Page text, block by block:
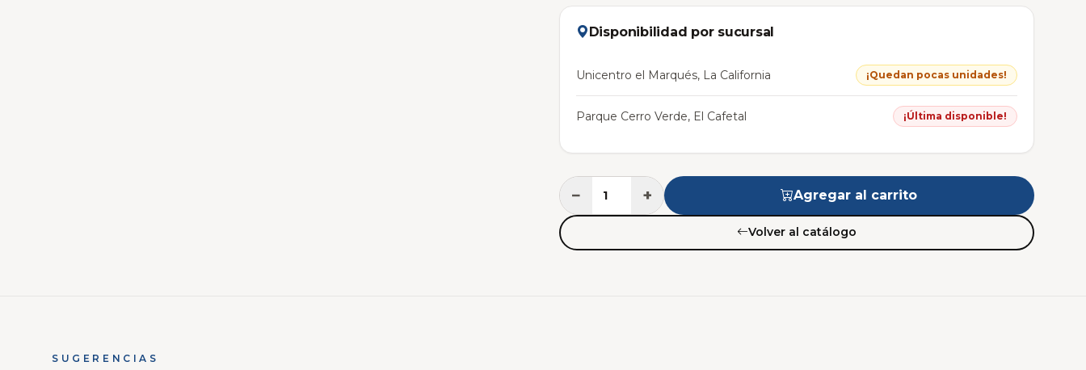
Disponibilidad por sucursal
Unicentro el Marqués, La California ¡Quedan pocas unidades!
Parque Cerro Verde, El Cafetal ¡Última disponible!
− + Agregar al carrito
Volver al catálogo
SUGERENCIAS